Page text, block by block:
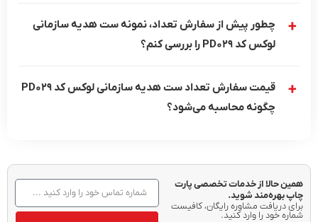
چطور پیش از سفارش تعداد، نمونه ست هدیه سازمانی
لوکس کد PD029 را بررسی کنم؟
قیمت سفارش تعداد ست هدیه سازمانی لوکس کد PD029
چگونه محاسبه می‌شود؟
از خدمات تخصصی پارت
شوید.
مشاوره رایگان، کافیست
را وارد کنید.